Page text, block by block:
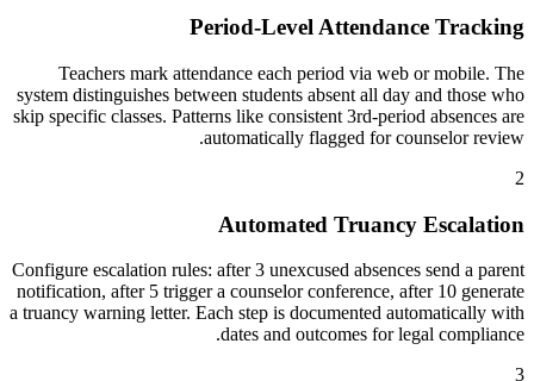
Period-Level Attendance Tracking
Teachers mark attendance each period via web or mobile. The
system distinguishes between students absent all day and those who
skip specific classes. Patterns like consistent 3rd-period absences are
automatically flagged for counselor review.
2
Automated Truancy Escalation
Configure escalation rules: after 3 unexcused absences send a parent
notification, after 5 trigger a counselor conference, after 10 generate
a truancy warning letter. Each step is documented automatically with
dates and outcomes for legal compliance.
3